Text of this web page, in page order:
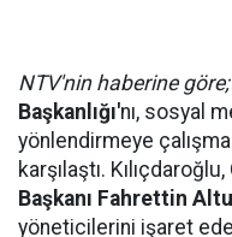
NTV'nin haberine göre;
Başkanlığı'nı, sosyal
yönlendirmeye
karşılaştı. Kılıçdaroğlu,
Başkanı Fahrettin
yöneticilerini işaret